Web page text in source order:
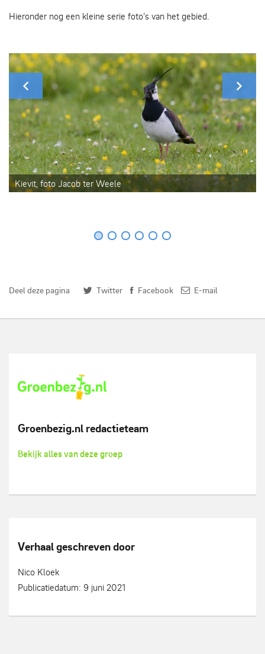
Hieronder nog een kleine serie foto’s van het gebied.
Kievit, foto Jacob ter Weele
Deel deze pagina Twitter Facebook E-mail
Groenbezig.nl redactieteam
Bekijk alles van deze groep
Verhaal geschreven door
Nico Kloek
Publicatiedatum: 9 juni 2021